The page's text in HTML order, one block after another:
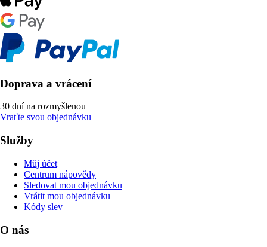
Doprava a vrácení
30 dní na rozmyšlenou
Vraťte svou objednávku
Služby
Můj účet
Centrum nápovědy
Sledovat mou objednávku
Vrátit mou objednávku
Kódy slev
O nás